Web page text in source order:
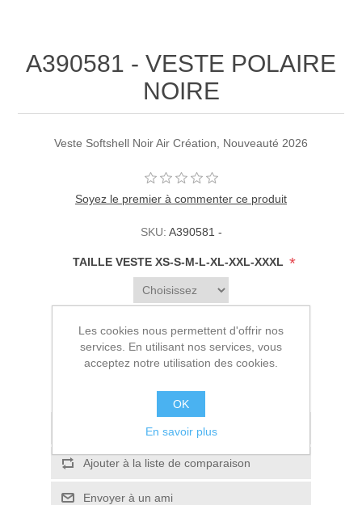
A390581 - VESTE POLAIRE
NOIRE
Veste Softshell Noir Air Création, Nouveauté 2026
Soyez le premier à commenter ce produit
SKU: A390581 -
TAILLE VESTE XS-S-M-L-XL-XXL-XXXL *
175,00€ HT
Ajouter à la liste de souhait
Ajouter à la liste de comparaison
Envoyer à un ami
Les cookies nous permettent d'offrir nos
services. En utilisant nos services, vous
acceptez notre utilisation des cookies.
OK
En savoir plus